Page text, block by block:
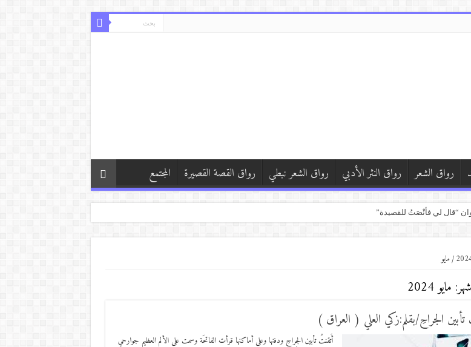
رواق الشعر رواق النثر الأدبي رواق الشعر نبطي رواق القصة القصيرة المجتمع
على الثقافات الإنسانية)
التنقل في المعرفة
/مايو
مايو 2024
الجراحِ/بقلم:زكي العلي ( العراق )
‏أَتقنتُ تأبين الجراحِ ودفنها وعلى أماكنها قرأت الفاتحَة وسمت على الألم العظيم جوارحي